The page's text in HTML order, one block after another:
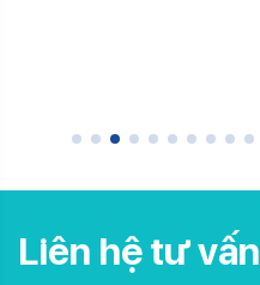
Liên hệ tư vấn